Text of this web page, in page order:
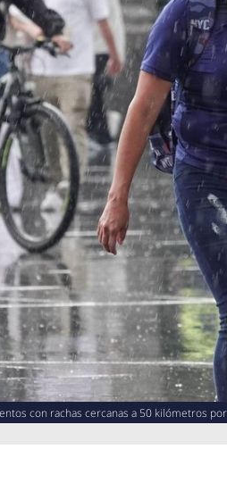
con rachas cercanas a 50 kilómetros